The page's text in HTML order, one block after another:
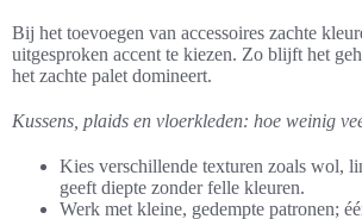
Bij het toevoegen van accessoires zachte
uitgesproken accent te kiezen. Zo blijft het
het zachte palet domineert.
Kussens, plaids en vloerkleden: hoe weinig
Kies verschillende texturen zoals wol,
geeft diepte zonder felle kleuren.
Werk met kleine, gedempte patronen;